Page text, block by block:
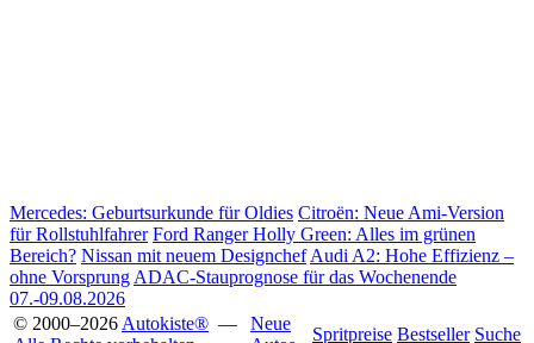
Mercedes: Geburtsurkunde für Oldies Citroën: Neue Ami-Version
für Rollstuhlfahrer Ford Ranger Holly Green: Alles im grünen
Bereich? Nissan mit neuem Designchef Audi A2: Hohe Effizienz –
ohne Vorsprung ADAC-Stauprognose für das Wochenende
07.-09.08.2026
© 2000–2026 Autokiste® —
Neue
Spritpreise Bestseller Suche